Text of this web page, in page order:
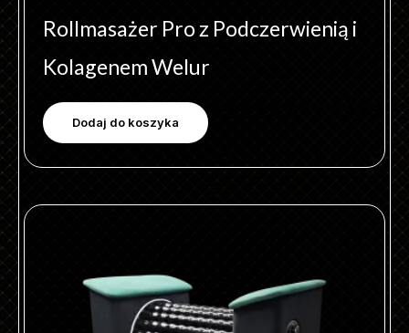
Rollmasażer Pro z Podczerwienią i
Kolagenem Welur
Dodaj do koszyka